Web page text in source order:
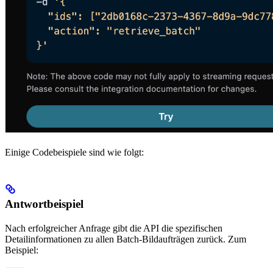
Einige Codebeispiele sind wie folgt:
Antwortbeispiel
Nach erfolgreicher Anfrage gibt die API die spezifischen
Detailinformationen zu allen Batch-Bildaufträgen zurück. Zum
Beispiel: